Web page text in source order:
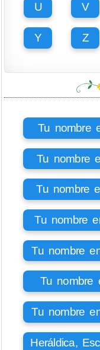
U V
Y Z
Tu nombre
Tu nombre
Tu nombre
Tu nombre
Tu nombre
Tu nombre
Tu nombre
Heráldica,